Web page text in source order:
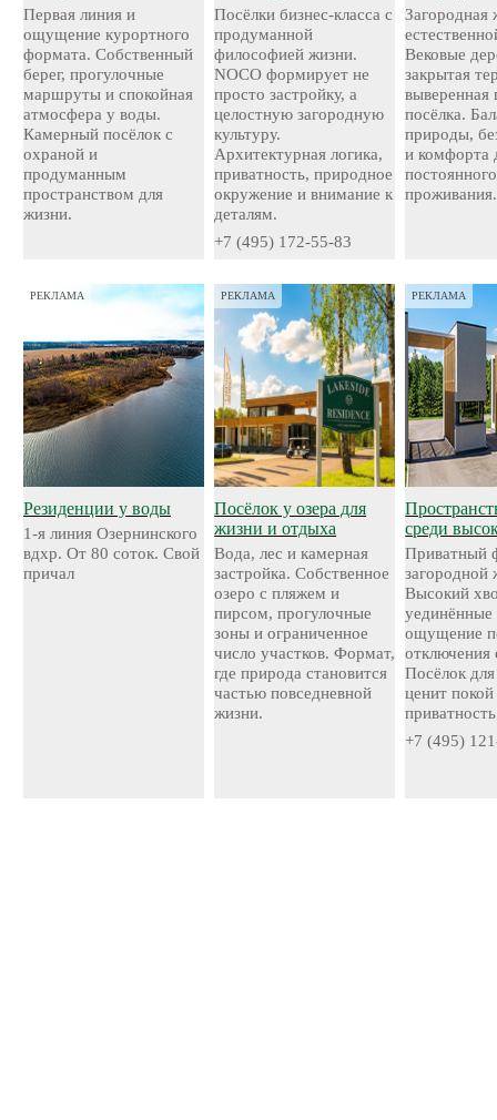
Первая линия и
ощущение курортного
формата. Собственный
берег, прогулочные
маршруты и спокойная
атмосфера у воды.
Камерный посёлок с
охраной и
продуманным
пространством для
жизни.
Посёлки бизнес-класса с
продуманной
философией жизни.
NOCO формирует не
просто застройку, а
целостную загородную
культуру.
Архитектурная логика,
приватность, природное
окружение и внимание к
деталям.
+7 (495) 172-55-83
Загородная
Вековые
закрытая
выверенная
посёлка.
природы,
и комфорта
постоянного
проживания.
РЕКЛАМА
Резиденции у воды
1-я линия Озернинского
вдхр. От 80 соток. Свой
причал
РЕКЛАМА
Посёлок у озера для
жизни и отдыха
Вода, лес и камерная
застройка. Собственное
озеро с пляжем и
пирсом, прогулочные
зоны и ограниченное
число участков. Формат,
где природа становится
частью повседневной
жизни.
РЕКЛАМА
среди
Приватный
загородной
Высокий
уединённые
ощущение
отключения
Посёлок
ценит
приватность
+7 (495)